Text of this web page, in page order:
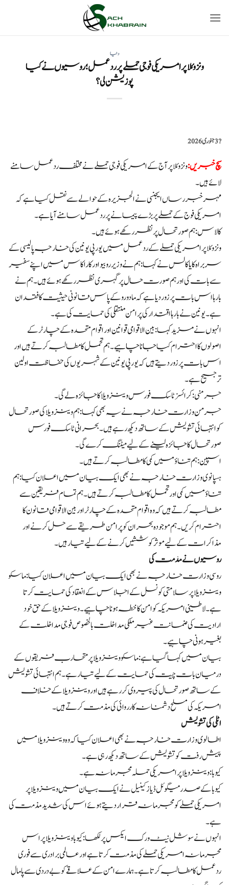
دنیا
ونزوئلا پر امریکی فوجی حملے پر ردعمل؛ روسیوں نے کیا
پوزیشن لی؟
?️3 جنوری 2026
سچ خبریں:ونزوئلا پر آج کے امریکی فوجی حملے نے مختلف ردعمل سامنے
لائے ہیں۔
مہر خبررساں ایجنسی نے الجزیرہ کے حوالے سے نقل کیا ہے کہ
امریکی فوج کے حملے پر بڑے پیمانے پر ردعمل سامنے آیا ہے۔
کالاس: ہم صورتحال پر نظر رکھے ہوئے ہیں۔
ونزوئلا پر امریکی حملے کے ردعمل میں یورپی یونین کی خارجہ پالیسی کے
سربراہ کایا کالس نے کہا: ہم نے وزیر روبیو اور کاراکاس میں اپنے سفیر
سے بات کی اور ہم صورت حال پر گہری نظر رکھے ہوئے ہیں۔ ہم نے
بارہا اس بات پر زور دیا ہے کہ مادورو کے پاس قانونی حیثیت کا فقدان
ہے۔ یونین نے بارہا اقتدار کی پرامن منتقلی کی حمایت کی ہے۔
انہوں نے مزید کہا: بین الاقوامی قوانین اور اقوام متحدہ کے چارٹر کے
اصولوں کا احترام کیا جانا چاہیے۔ ہم تحمل کا مطالبہ کرتے ہیں اور
اس بات پر زور دیتے ہیں کہ یورپی یونین کے شہریوں کی حفاظت اولین
ترجیح ہے۔
جرمنی: کرائسز ٹاسک فورس وینزویلا کا جائزہ لے گی۔
جرمن وزارت خارجہ نے یہ بھی کہا: ہم وینزویلا کی صورتحال
کو انتہائی تشویش کے ساتھ دیکھ رہے ہیں۔ بحرانی ٹاسک فورس
صورتحال کا جائزہ لینے کے لیے میٹنگ کرے گی۔
اسپین: ہم تناؤ میں کمی کا مطالبہ کرتے ہیں۔
ہسپانوی وزارت خارجہ نے بھی ایک بیان میں اعلان کیا: ہم
تناؤ میں کمی اور تحمل کا مطالبہ کرتے ہیں۔ ہم تمام فریقین سے
مطالبہ کرتے ہیں کہ وہ اقوام متحدہ کے چارٹر اور بین الاقوامی قانون کا
احترام کریں۔ ہم موجودہ بحران کو پرامن طریقے سے حل کرنے اور
مذاکرات کے لیے موثر کوششیں کرنے کے لیے تیار ہیں۔
روسیوں نے مذمت کی
روسی وزارت خارجہ نے بھی ایک بیان میں اعلان کیا: ماسکو
وینزویلا پر سلامتی کونسل کے اجلاس کے انعقاد کی حمایت کرتا
ہے۔ لاطینی امریکہ کو امن کا خطہ ہونا چاہیے۔ وینزویلا کے حق خود
ارادیت کی ضمانت غیر ملکی مداخلت بالخصوص فوجی مداخلت کے
بغیر ہونی چاہیے۔
بیان میں کہا گیا ہے: ماسکو وینزویلا پر متحارب فریقوں کے
درمیان بات چیت کی حمایت کے لیے تیار ہے۔ ہم انتہائی تشویش
کے ساتھ صورتحال کی پیروی کر رہے ہیں اور وینزویلا کے خلاف
امریکہ کی مسلح دشمنانہ کارروائی کی مذمت کرتے ہیں۔
اٹلی کی تشویش
اطالوی وزارت خارجہ نے بھی اعلان کیا کہ وہ وینزویلا میں
پیش رفت کو تشویش کے ساتھ دیکھ رہی ہے۔
کیوبا: وینزویلا پر امریکی حملہ مجرمانہ ہے۔
کیوبا کے صدر میگوئل ڈیاز کینیل نے ایک بیان میں وینزویلا پر
امریکی حملے کو مجرمانہ قرار دیتے ہوئے اس کی شدید مذمت کی
ہے۔
انہوں نے سوشل نیٹ ورک ایکس پر لکھا: کیوبا وینزویلا پر اس
مجرمانہ امریکی حملے کی مذمت کرتا ہے اور عالمی برادری سے فوری
ردعمل کا مطالبہ کرتا ہے۔ ہمارے امن کے علاقے کو بے دردی سے پامال